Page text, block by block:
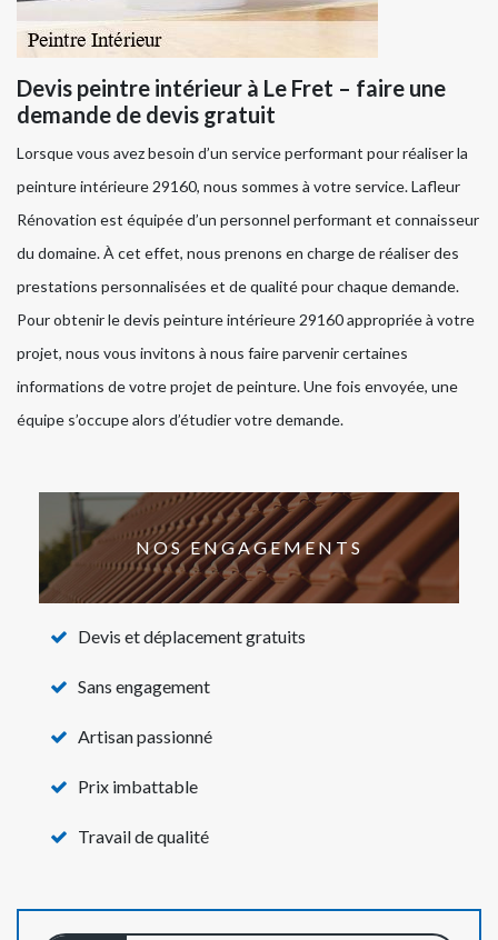
Devis peintre intérieur à Le Fret – faire une
demande de devis gratuit
Lorsque vous avez besoin d’un service performant pour réaliser la
peinture intérieure 29160, nous sommes à votre service. Lafleur
Rénovation est équipée d’un personnel performant et connaisseur
du domaine. À cet effet, nous prenons en charge de réaliser des
prestations personnalisées et de qualité pour chaque demande.
Pour obtenir le devis peinture intérieure 29160 appropriée à votre
projet, nous vous invitons à nous faire parvenir certaines
informations de votre projet de peinture. Une fois envoyée, une
équipe s’occupe alors d’étudier votre demande.
NOS ENGAGEMENTS
Devis et déplacement gratuits
Sans engagement
Artisan passionné
Prix imbattable
Travail de qualité